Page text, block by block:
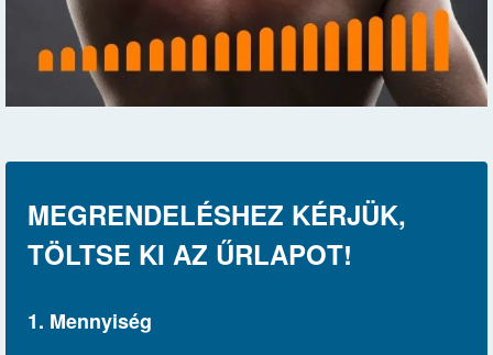
MEGRENDELÉSHEZ KÉRJÜK,
TÖLTSE KI AZ ŰRLAPOT!
1. Mennyiség